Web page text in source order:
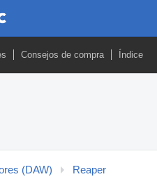
Consejos de compra Índice
(DAW) Reaper